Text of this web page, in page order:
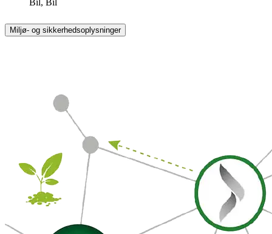
Bil, Bil
Miljø- og sikkerhedsoplysninger